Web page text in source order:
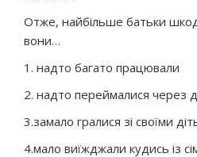
Отже, найбільше батьки
вони…
1. надто багато працювали
2. надто переймалися через
3.замало гралися зі своїми
4.мало виїжджали кудись із